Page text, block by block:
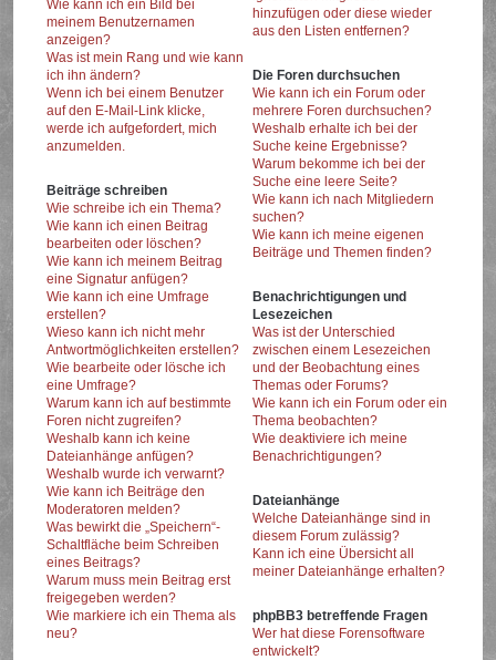
Wie kann ich ein Bild bei
meinem Benutzernamen
anzeigen?
Was ist mein Rang und wie kann
ich ihn ändern?
Wenn ich bei einem Benutzer
auf den E-Mail-Link klicke,
werde ich aufgefordert, mich
anzumelden.
Beiträge schreiben
Wie schreibe ich ein Thema?
Wie kann ich einen Beitrag
bearbeiten oder löschen?
Wie kann ich meinem Beitrag
eine Signatur anfügen?
Wie kann ich eine Umfrage
erstellen?
Wieso kann ich nicht mehr
Antwortmöglichkeiten erstellen?
Wie bearbeite oder lösche ich
eine Umfrage?
Warum kann ich auf bestimmte
Foren nicht zugreifen?
Weshalb kann ich keine
Dateianhänge anfügen?
Weshalb wurde ich verwarnt?
Wie kann ich Beiträge den
Moderatoren melden?
Was bewirkt die „Speichern“-
Schaltfläche beim Schreiben
eines Beitrags?
Warum muss mein Beitrag erst
freigegeben werden?
Wie markiere ich ein Thema als
neu?
hinzufügen oder diese wieder
aus den Listen entfernen?
Die Foren durchsuchen
Wie kann ich ein Forum oder
mehrere Foren durchsuchen?
Weshalb erhalte ich bei der
Suche keine Ergebnisse?
Warum bekomme ich bei der
Suche eine leere Seite?
Wie kann ich nach Mitgliedern
suchen?
Wie kann ich meine eigenen
Beiträge und Themen finden?
Benachrichtigungen und
Lesezeichen
Was ist der Unterschied
zwischen einem Lesezeichen
und der Beobachtung eines
Themas oder Forums?
Wie kann ich ein Forum oder ein
Thema beobachten?
Wie deaktiviere ich meine
Benachrichtigungen?
Dateianhänge
Welche Dateianhänge sind in
diesem Forum zulässig?
Kann ich eine Übersicht all
meiner Dateianhänge erhalten?
phpBB3 betreffende Fragen
Wer hat diese Forensoftware
entwickelt?